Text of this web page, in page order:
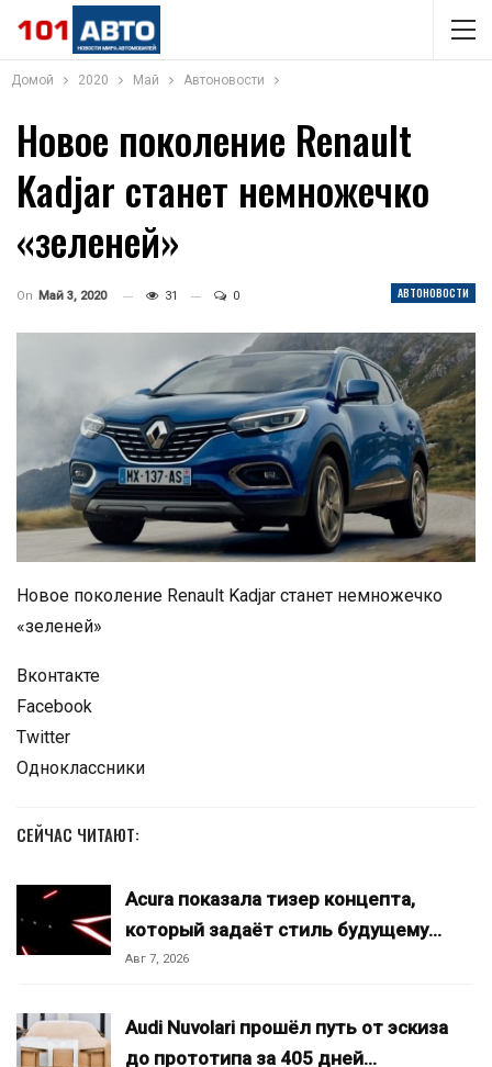
Домой 2020 Май Автоновости
Новое поколение Renault
Kadjar станет немножечко
«зеленей»
АВТОНОВОСТИ
On Май 3, 2020 31 0
Новое поколение Renault Kadjar станет немножечко
«зеленей»
Вконтакте
Facebook
Twitter
Одноклассники
СЕЙЧАС ЧИТАЮТ:
Acura показала тизер концепта,
который задаёт стиль будущему…
Авг 7, 2026
Audi Nuvolari прошёл путь от эскиза
до прототипа за 405 дней…